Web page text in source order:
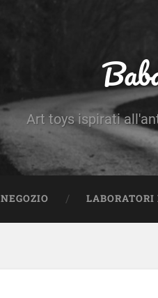
Art toys ispirati
NEGOZIO LABORATORI